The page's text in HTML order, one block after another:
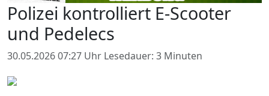
Polizei kontrolliert E-Scooter
und Pedelecs
30.05.2026 07:27 Uhr Lesedauer: 3 Minuten